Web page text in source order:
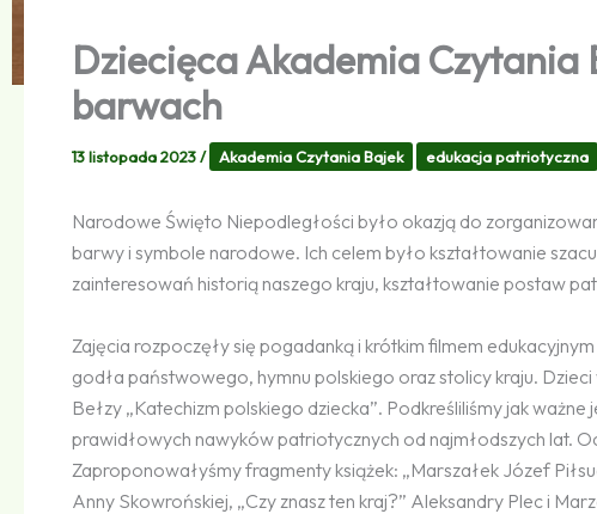
Dziecięca Akademia
barwach
13 listopada 2023/ Akademia Czytania Bajek edukacja patriotyczna
Narodowe Święto Niepodległości było okazją do
barwy i symbole narodowe. Ich celem było kształtowanie
zainteresowań historią naszego kraju, kształtowanie postaw
Zajęcia rozpoczęły się pogadanką i krótkim filmem
godła państwowego, hymnu polskiego oraz stolicy kraju.
Bełzy „Katechizm polskiego dziecka”. Podkreśliliśmy jak
prawidłowych nawyków patriotycznych od najmłodszych lat.
Zaproponowałyśmy fragmenty książek: „Marszałek Józef
Anny Skowrońskiej, „Czy znasz ten kraj?” Aleksandry Plec i